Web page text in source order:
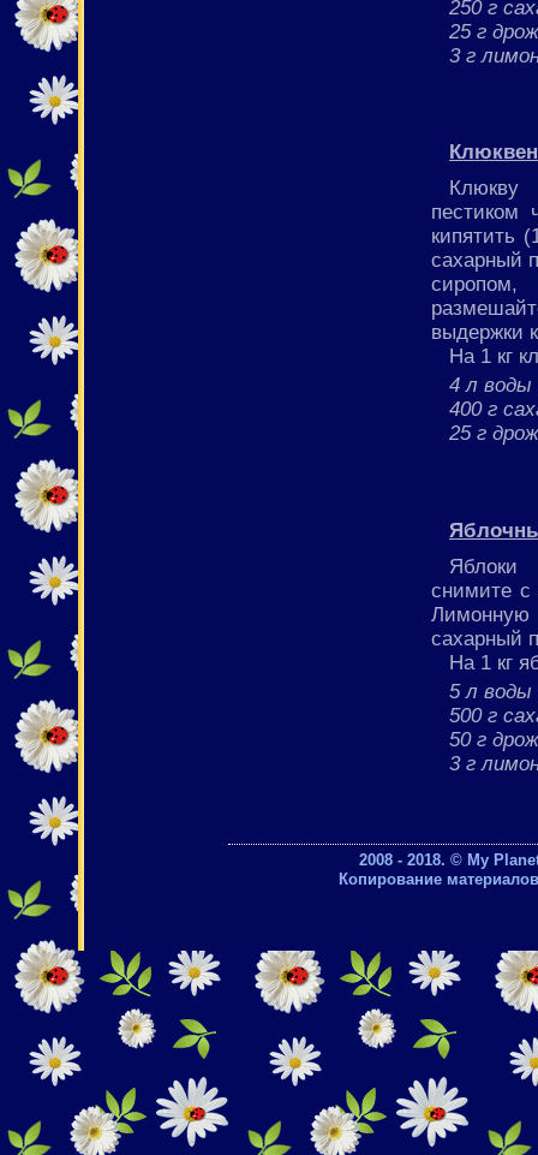
250 г
25 г
3 г
Клюкву
пестиком
кипятить
сахарный
выдержки
На 1 кг
4 л воды
400 г
25 г
Яблоки
снимите с
сахарный
На 1 кг
5 л воды
500 г
50 г
3 г
2008 - 2018. © My
Копирование